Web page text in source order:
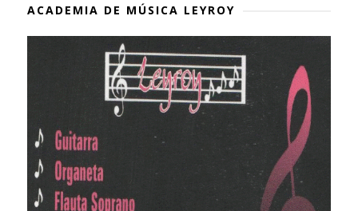
ACADEMIA DE MÚSICA LEYROY